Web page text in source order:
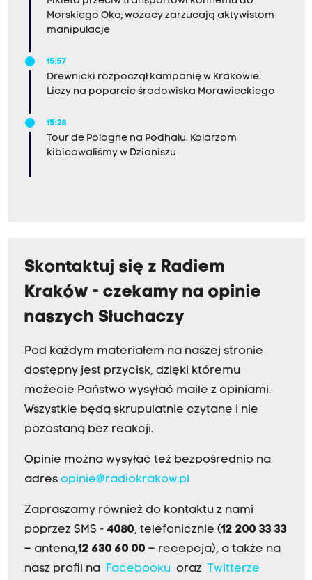
Morskiego Oka; wozacy zarzucają aktywistom
manipulacje
15:57
Drewnicki rozpoczął kampanię w Krakowie.
Liczy na poparcie środowiska Morawieckiego
15:28
Tour de Pologne na Podhalu. Kolarzom
kibicowaliśmy w Dzianiszu
Skontaktuj się z Radiem
Kraków - czekamy na opinie
naszych Słuchaczy
Pod każdym materiałem na naszej stronie
dostępny jest przycisk, dzięki któremu
możecie Państwo wysyłać maile z opiniami.
Wszystkie będą skrupulatnie czytane i nie
pozostaną bez reakcji.
Opinie można wysyłać też bezpośrednio na
adres opinie@radiokrakow.pl
Zapraszamy również do kontaktu z nami
poprzez SMS - 4080, telefonicznie (12 200 33 33
– antena,12 630 60 00 – recepcja), a także na
nasz profil na
Facebookuoraz Twitterze